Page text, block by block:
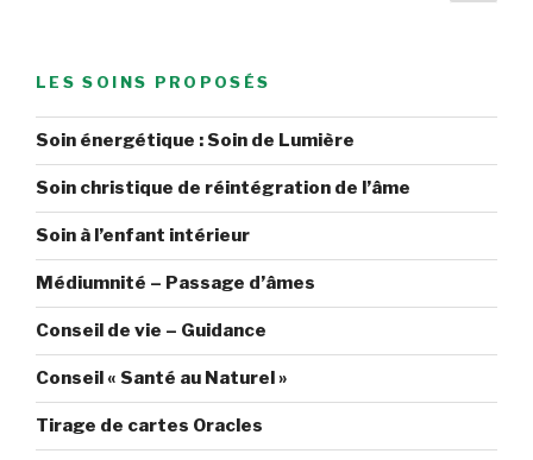
s’allège
on
! »
LES SOINS PROPOSÉS
Soin énergétique : Soin de Lumière
Soin christique de réintégration de l’âme
Soin à l’enfant intérieur
Médiumnité – Passage d’âmes
Conseil de vie – Guidance
Conseil « Santé au Naturel »
Tirage de cartes Oracles